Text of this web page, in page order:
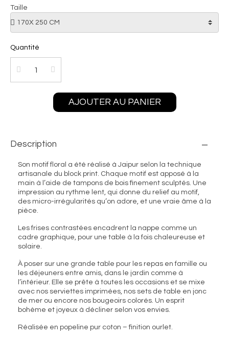
Taille
Quantité
AJOUTER AU PANIER
Description
Son motif floral a été réalisé à Jaipur selon la technique
artisanale du block print. Chaque motif est apposé à la
main à l’aide de tampons de bois finement sculptés. Une
impression au rythme lent, qui donne du relief au motif,
des micro-irrégularités qu’on adore, et une vraie âme à la
pièce.
Les frises contrastées encadrent la nappe comme un
cadre graphique, pour une table à la fois chaleureuse et
solaire.
À poser sur une grande table pour les repas en famille ou
les déjeuners entre amis, dans le jardin comme à
l’intérieur. Elle se prête à toutes les occasions et se mixe
avec nos serviettes imprimées, nos sets de table en jonc
de mer ou encore nos bougeoirs colorés. Un esprit
bohème et joyeux à décliner selon vos envies.
Réalisée en popeline pur coton – finition ourlet.